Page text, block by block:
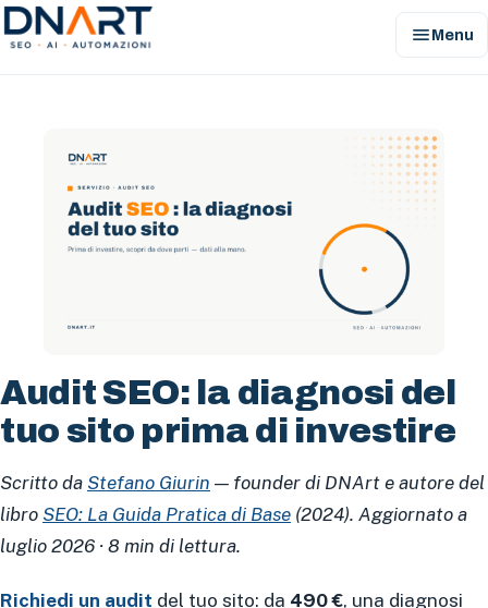
DNArt menuMenu
Audit SEO: la diagnosi del
tuo sito prima di investire
Scritto da Stefano Giurin — founder di DNArt e autore del
libro SEO: La Guida Pratica di Base (2024). Aggiornato a
luglio 2026 · 8 min di lettura.
Richiedi un audit del tuo sito: da 490 €, una diagnosi